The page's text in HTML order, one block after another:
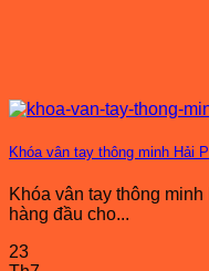
Khóa vân tay thông minh Hải
Khóa vân tay thông
hàng đầu cho...
23